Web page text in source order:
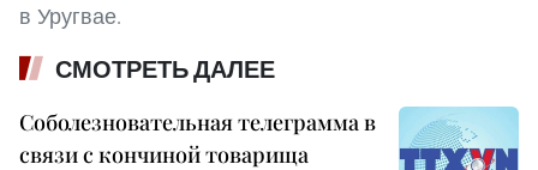
в Уругвае.
СМОТРЕТЬ ДАЛЕЕ
Соболезновательная телеграмма в
связи с кончиной товарища